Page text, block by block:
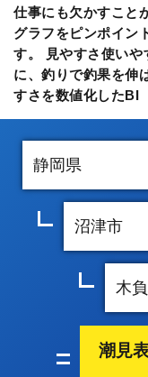
仕事にも欠かすこと
グラフをピンポイン
す。 見やすさ使いや
に、釣りで釣果を伸
すさを数値化したBI
潮見